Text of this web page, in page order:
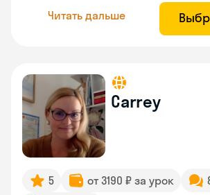
Читать дальше
Carrey
5 от 3190 ₽ за урок